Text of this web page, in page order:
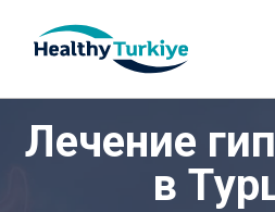
p
o
Лечение
в